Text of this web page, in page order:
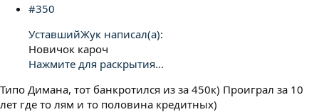
#350
УставшийЖук написал(а):
Новичок кароч
Нажмите для раскрытия...
Типо Димана, тот банкротился из за 450к) Проиграл за 10
лет где то лям и то половина кредитных)